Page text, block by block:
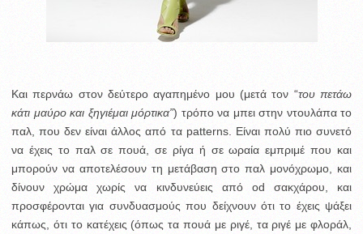
Και περνάω στον δεύτερο αγαπημένο μου (μετά τον “του πετάω
κάτι μαύρο και ξηγιέμαι μόρτικα”) τρόπο να μπει στην ντουλάπα το
παλ, που δεν είναι άλλος από τα patterns. Είναι πολύ πιο συνετό
να έχεις το παλ σε πουά, σε ρίγα ή σε ωραία εμπριμέ που και
μπορούν να αποτελέσουν τη μετάβαση στο παλ μονόχρωμο, και
δίνουν χρώμα χωρίς να κινδυνεύεις από od σακχάρου, και
προσφέρονται για συνδυασμούς που δείχνουν ότι το έχεις ψάξει
κάπως, ότι το κατέχεις (όπως τα πουά με ριγέ, τα ριγέ με φλοράλ,